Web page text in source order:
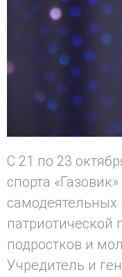
С 21 по 23
спорта
самодеятельных
патриотической
подростков и
Учредитель и